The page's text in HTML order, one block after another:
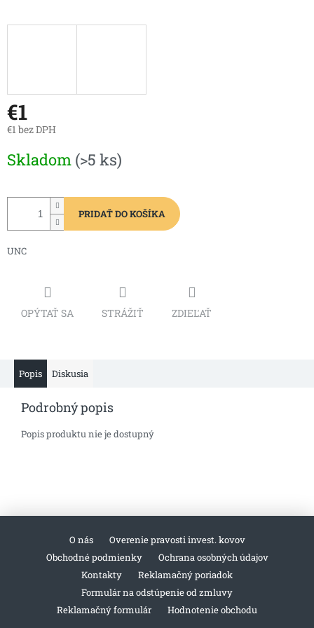
€1
€1 bez DPH
cena:
Skladom (>5 ks)
PRIDAŤ DO KOŠÍKA
UNC
OPÝTAŤ SA STRÁŽIŤ ZDIEĽAŤ
Popis Diskusia
Podrobný popis
Popis produktu nie je dostupný
O nás
Overenie pravosti invest. kovov
Obchodné podmienky
Ochrana osobných údajov
Kontakty
Reklamačný poriadok
Formulár na odstúpenie od zmluvy
Reklamačný formulár
Hodnotenie obchodu